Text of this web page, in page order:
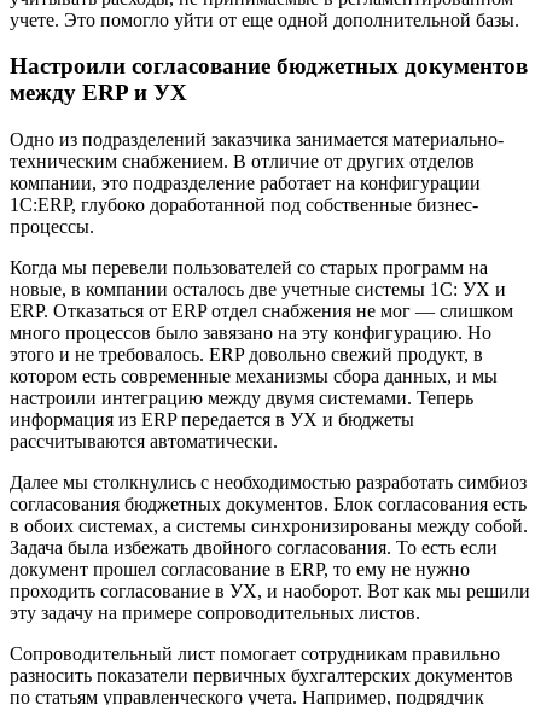
учете. Это помогло уйти от еще одной дополнительной базы.
Настроили согласование бюджетных документов
между ERP и УХ
Одно из подразделений заказчика занимается материально-
техническим снабжением. В отличие от других отделов
компании, это подразделение работает на конфигурации
1С:ERP, глубоко доработанной под собственные бизнес-
процессы.
Когда мы перевели пользователей со старых программ на
новые, в компании осталось две учетные системы 1С: УХ и
ERP. Отказаться от ERP отдел снабжения не мог — слишком
много процессов было завязано на эту конфигурацию. Но
этого и не требовалось. ERP довольно свежий продукт, в
котором есть современные механизмы сбора данных, и мы
настроили интеграцию между двумя системами. Теперь
информация из ERP передается в УХ и бюджеты
рассчитываются автоматически.
Далее мы столкнулись с необходимостью разработать симбиоз
согласования бюджетных документов. Блок согласования есть
в обоих системах, а системы синхронизированы между собой.
Задача была избежать двойного согласования. То есть если
документ прошел согласование в ERP, то ему не нужно
проходить согласование в УХ, и наоборот. Вот как мы решили
эту задачу на примере сопроводительных листов.
Сопроводительный лист помогает сотрудникам правильно
разносить показатели первичных бухгалтерских документов
по статьям управленческого учета. Например, подрядчик